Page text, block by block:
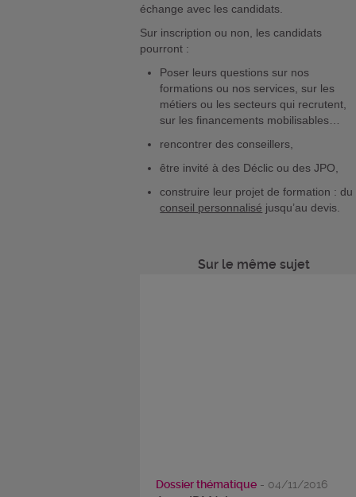
échange avec les candidats.
Sur inscription ou non, les candidats
pourront :
Poser leurs questions sur nos
formations ou nos services, sur les
métiers ou les secteurs qui recrutent,
sur les financements mobilisables…
rencontrer des conseillers,
être invité à des Déclic ou des JPO,
construire leur projet de formation : du
conseil personnalisé jusqu’au devis.
Sur le même sujet
Dossier thématique - 04/11/2016